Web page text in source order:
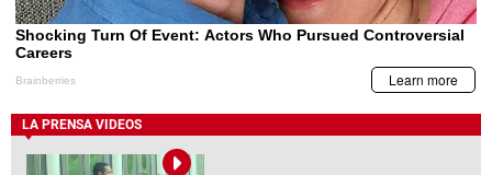
LA PRENSA VIDEOS